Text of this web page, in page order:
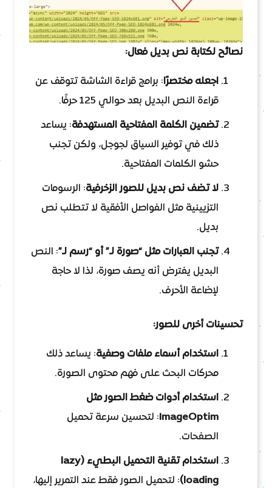
نصائح لكتابة نص بديل فعال:
اجعله مختصرًا: برامج قراءة الشاشة تتوقف عن
قراءة النص البديل بعد حوالي 125 حرفًا.
تضمين الكلمة المفتاحية المستهدفة: يساعد
ذلك في توفير السياق لجوجل، ولكن تجنب
حشو الكلمات المفتاحية.
لا تضف نص بديل للصور الزخرفية: الرسومات
التزيينية مثل الفواصل الأفقية لا تتطلب نص
بديل.
تجنب العبارات مثل “صورة لـ” أو “رسم لـ”: النص
البديل يفترض أنه يصف صورة، لذا لا حاجة
لإضاعة الأحرف.
تحسينات أخرى للصور:
استخدام أسماء ملفات وصفية: يساعد ذلك
محركات البحث على فهم محتوى الصورة.
استخدام أدوات ضغط الصور مثل
ImageOptim: لتحسين سرعة تحميل
الصفحات.
استخدام تقنية التحميل البطيء (lazy
loading) : لتحميل الصور فقط عند التمرير إليها،